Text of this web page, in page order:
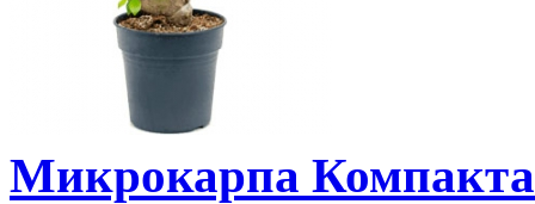
Микрокарпа